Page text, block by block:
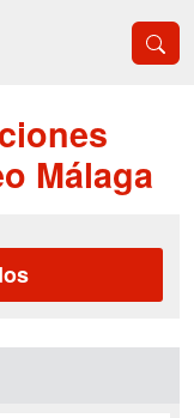
Málaga